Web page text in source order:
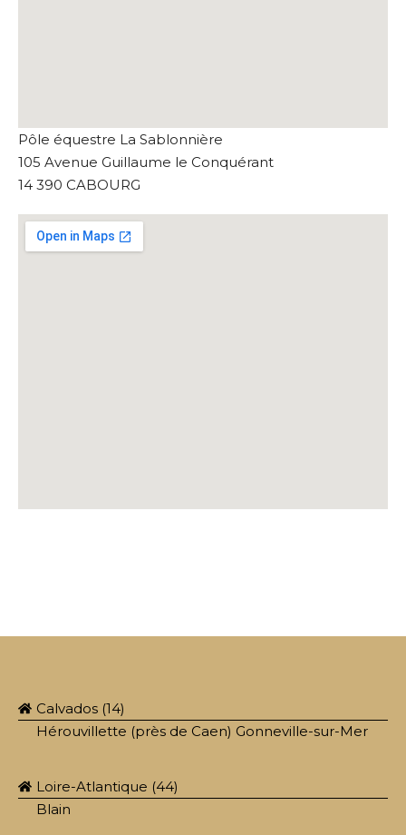
Pôle équestre La Sablonnière
105 Avenue Guillaume le Conquérant
14 390 CABOURG
Calvados (14)
Hérouvillette (près de Caen) Gonneville-sur-Mer
Loire-Atlantique (44)
Blain